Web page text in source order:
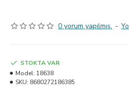
0 yorum yapılmış. -
STOKTA VAR
Model: 18638
SKU: 8680272186385